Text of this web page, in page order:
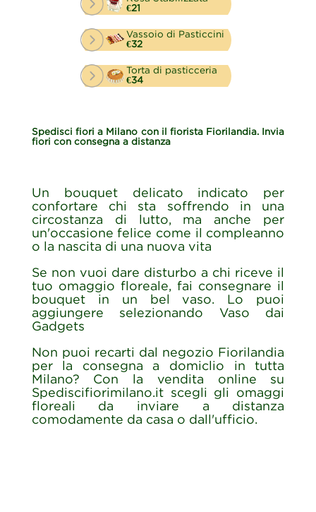
€21
Vassoio di Pasticcini
€32
Torta di pasticceria
€34
Spedisci fiori a Milano con il fiorista Fiorilandia. Invia
fiori con consegna a distanza
Un bouquet delicato indicato per
confortare chi sta soffrendo in una
circostanza di lutto, ma anche per
un'occasione felice come il compleanno
o la nascita di una nuova vita
Se non vuoi dare disturbo a chi riceve il
tuo omaggio floreale, fai consegnare il
bouquet in un bel vaso. Lo puoi
aggiungere selezionando Vaso dai
Gadgets
Non puoi recarti dal negozio Fiorilandia
per la consegna a domiclio in tutta
Milano? Con la vendita online su
Spediscifiorimilano.it scegli gli omaggi
floreali da inviare a distanza
comodamente da casa o dall'ufficio.